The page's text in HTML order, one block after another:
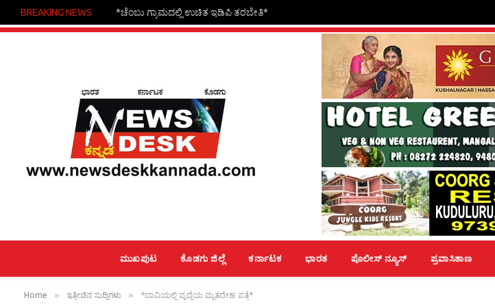
BREAKING NEWS *ಚೆಂಬು ಗ್ರಾಮದಲ್ಲಿ ಉಚಿತ ಇಡಿಪಿ ತರಬೇತಿ*
ಮುಖಪುಟ ಕೊಡಗು ಜಿಲ್ಲೆ ಕರ್ನಾಟಕ ಭಾರತ ಪೊಲೀಸ್ ನ್ಯೂಸ್ ಪ್ರವಾಸಿತಾಣ
Home » ಇತ್ತೀಚಿನ ಸುದ್ದಿಗಳು » *ಬಾವಿಯಲ್ಲಿ ವೃದ್ಧೆಯ ಮೃತದೇಹ ಪತ್ತೆ*